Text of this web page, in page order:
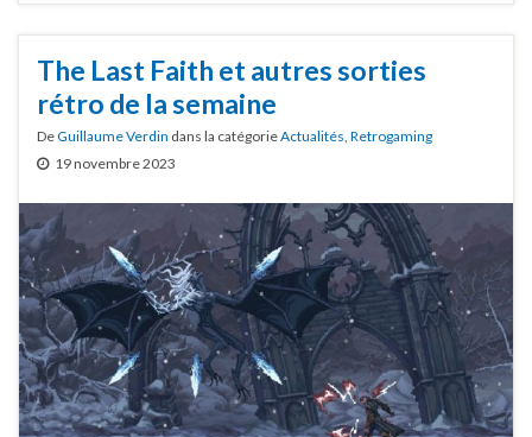
The Last Faith et autres sorties
rétro de la semaine
DeGuillaume Verdin dans la catégorieActualités Retrogaming
19 novembre 2023